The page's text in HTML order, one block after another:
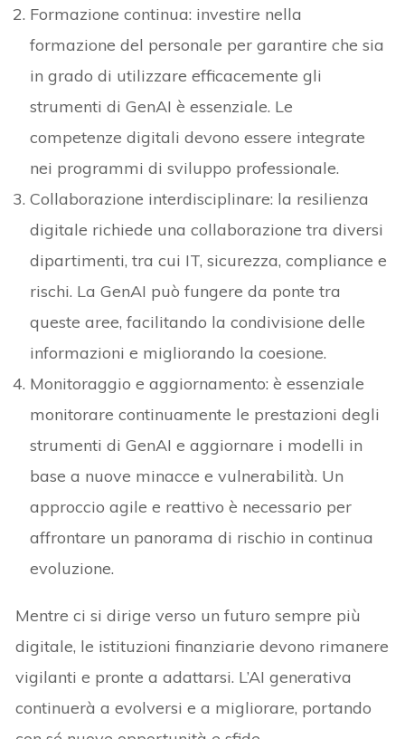
Formazione continua: investire nella
formazione del personale per garantire che sia
in grado di utilizzare efficacemente gli
strumenti di GenAI è essenziale. Le
competenze digitali devono essere integrate
nei programmi di sviluppo professionale.
Collaborazione interdisciplinare: la resilienza
digitale richiede una collaborazione tra diversi
dipartimenti, tra cui IT, sicurezza, compliance e
rischi. La GenAI può fungere da ponte tra
queste aree, facilitando la condivisione delle
informazioni e migliorando la coesione.
Monitoraggio e aggiornamento: è essenziale
monitorare continuamente le prestazioni degli
strumenti di GenAI e aggiornare i modelli in
base a nuove minacce e vulnerabilità. Un
approccio agile e reattivo è necessario per
affrontare un panorama di rischio in continua
evoluzione.
Mentre ci si dirige verso un futuro sempre più
digitale, le istituzioni finanziarie devono rimanere
vigilanti e pronte a adattarsi. L’AI generativa
continuerà a evolversi e a migliorare, portando